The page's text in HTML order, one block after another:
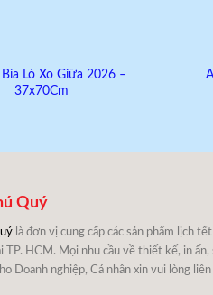
Bìa Lò Xo Giữa 2026 –
37x70Cm
Quý
là đơn vị cung cấp các sản phẩm lịch
TP. HCM. Mọi nhu cầu về thiết kế, in ấn,
Doanh nghiệp, Cá nhân xin vui lòng